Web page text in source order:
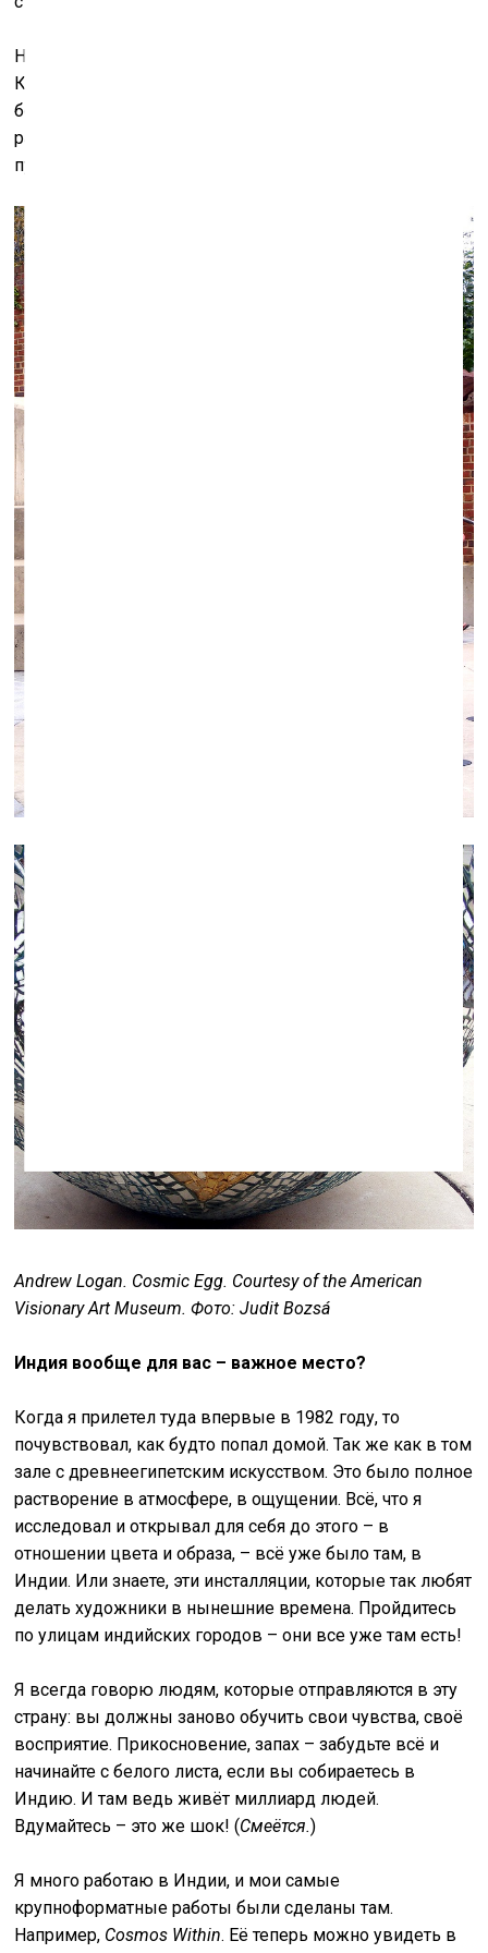
Но есть вещи, которые нас тормозят в этом смысле.
Капитализм, который заставляет потреблять всё
больше и больше. Хотя его альтернатива тоже не
работает. Должен быть всё же какой-то срединный
путь.
Andrew Logan. Cosmic Egg. Courtesy of the American
Visionary Art Museum. Фото:Judit Bozsá
Индия вообще для вас – важное место?
Когда я прилетел туда впервые в 1982 году, то
почувствовал, как будто попал домой. Так же как в том
зале с древнеегипетским искусством. Это было полное
растворение в атмосфере, в ощущении. Всё, что я
исследовал и открывал для себя до этого – в
отношении цвета и образа, – всё уже было там, в
Индии. Или знаете, эти инсталляции, которые так любят
делать художники в нынешние времена. Пройдитесь
по улицам индийских городов – они все уже там есть!
Я всегда говорю людям, которые отправляются в эту
страну: вы должны заново обучить свои чувства, своё
восприятие. Прикосновение, запах – забудьте всё и
начинайте с белого листа, если вы собираетесь в
Индию. И там ведь живёт миллиард людей.
Вдумайтесь – это же шок! (Смеётся.)
Я много работаю в Индии, и мои самые
крупноформатные работы были сделаны там.
Например, Cosmos Within. Её теперь можно увидеть в